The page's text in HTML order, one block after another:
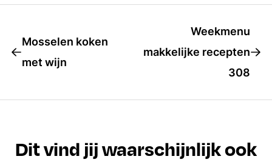
Mosselen koken
met wijn
Weekmenu
makkelijke recepten
308
Dit vind jij waarschijnlijk ook